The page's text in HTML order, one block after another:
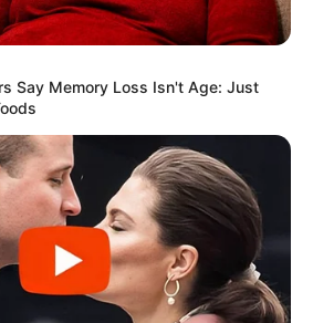
Say Me​mory Lo​ss Isn't Age: Just